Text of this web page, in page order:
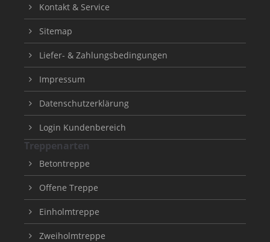
Kontakt & Service
Sitemap
Liefer- & Zahlungsbedingungen
Impressum
Datenschutzerklärung
Login Kundenbereich
Treppenarten
Betontreppe
Offene Treppe
Einholmtreppe
Zweiholmtreppe